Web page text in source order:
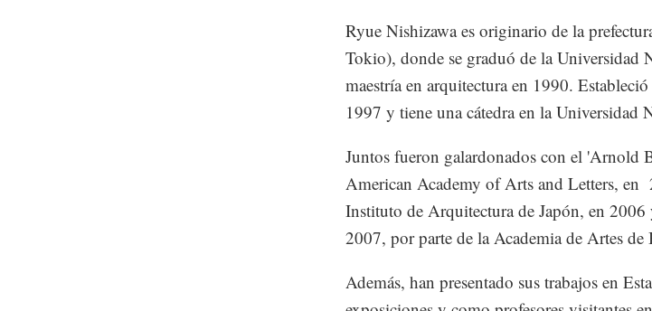
Ryue Nishizawa es originario de la
Tokio), donde se graduó de la Universidad
maestría en arquitectura en 1990.
1997 y tiene una cátedra en la Universidad
Juntos fueron galardonados con el 'Arnold
American Academy of Arts and Letters,
Instituto de Arquitectura de Japón, en
2007, por parte de la Academia de Artes de
Además, han presentado sus trabajos en